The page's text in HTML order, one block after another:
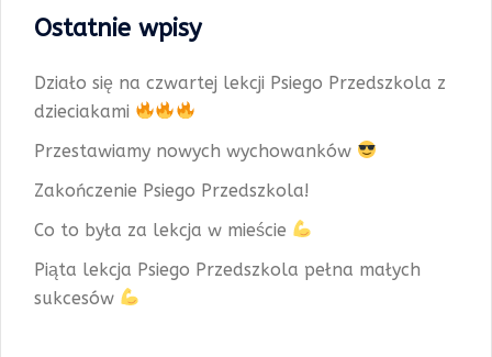
Ostatnie wpisy
Działo się na czwartej lekcji Psiego Przedszkola z
dzieciakami
Przestawiamy nowych wychowanków
Zakończenie Psiego Przedszkola!
Co to była za lekcja w mieście
Piąta lekcja Psiego Przedszkola pełna małych
sukcesów